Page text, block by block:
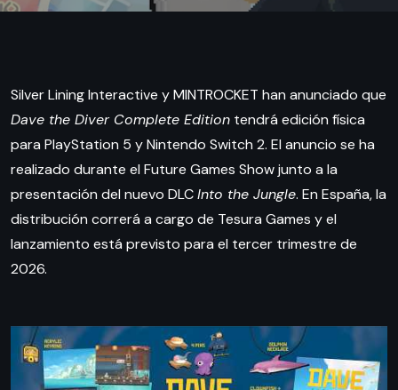
Silver Lining Interactive y MINTROCKET han anunciado que
Dave the Diver Complete Edition tendrá edición física
para PlayStation 5 y Nintendo Switch 2. El anuncio se ha
realizado durante el Future Games Show junto a la
presentación del nuevo DLCInto the Jungle. En España, la
distribución correrá a cargo de Tesura Games y el
lanzamiento está previsto para el tercer trimestre de
2026.